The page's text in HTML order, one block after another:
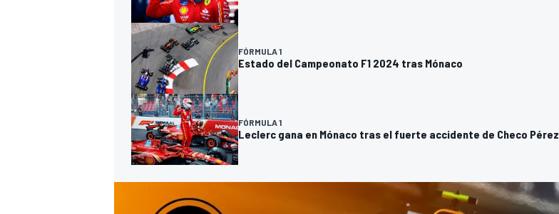
FÓRMULA 1
Estado del Campeonato F1 2024 tras Mónaco
FÓRMULA 1
Leclerc gana en Mónaco tras el fuerte accidente de Checo Pérez